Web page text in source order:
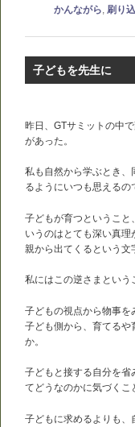
かんながら 刷り
子どもを先生に
昨日、GTサミットの中
があった。
私も自然から学ぶとき、
るようにいつも思えるの
子どもが育つということ
いうのはとても深い真
親から出てくるという文
私にはこの逆さまという
子どもの視点から物事を
子ども側から、育てる
か。
子どもと接する自分を省
てどうなのかに気づくこ
子どもに求めるよりも、